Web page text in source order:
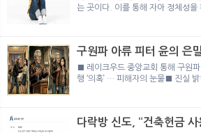
는 곳이다. 이를 통해 자아 정체성을
구원파 아류 피터 윤의 은
■ 레이크우드 중앙교회 통해 구원
행 ‘의혹’ … 피해자의 눈물■ 진실 밝
다락방 신도, “건축헌금